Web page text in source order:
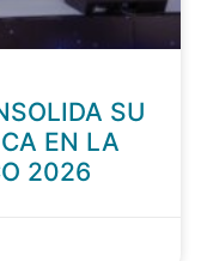
SU
EN LA
2026